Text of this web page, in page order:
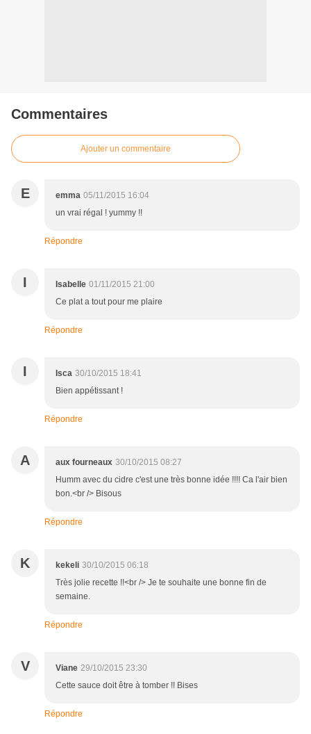
Commentaires
Ajouter un commentaire
E emma 05/11/2015 16:04
un vrai régal ! yummy !!
Répondre
I Isabelle 01/11/2015 21:00
Ce plat a tout pour me plaire
Répondre
I Isca 30/10/2015 18:41
Bien appétissant !
Répondre
A aux fourneaux 30/10/2015 08:27
Humm avec du cidre c'est une très bonne idée !!!! Ca l'air bien
bon.<br /> Bisous
Répondre
K kekeli 30/10/2015 06:18
Très jolie recette !!<br /> Je te souhaite une bonne fin de
semaine.
Répondre
V Viane 29/10/2015 23:30
Cette sauce doit être à tomber !! Bises
Répondre